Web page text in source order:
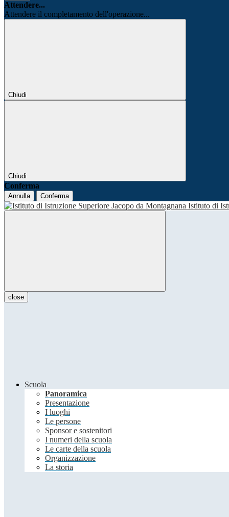
Attendere...
Attendere il completamento dell'operazione...
Chiudi
Chiudi
Conferma
Annulla Conferma
Istituto di
close
Scuola
Panoramica
Presentazione
I luoghi
Le persone
Sponsor e sostenitori
I numeri della scuola
Le carte della scuola
Organizzazione
La storia